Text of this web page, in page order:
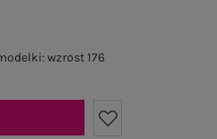
wzrost 176